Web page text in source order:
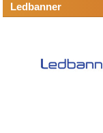
Ledbanner